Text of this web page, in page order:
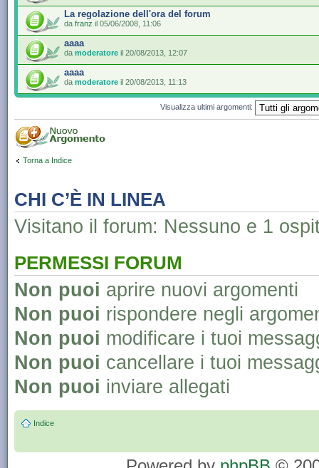
La regolazione dell'ora del forum
da franz il 05/06/2008, 11:06
aaaa
da moderatore il 20/08/2013, 12:07
aaaa
da moderatore il 20/08/2013, 11:13
Visualizza ultimi argomenti:
Torna a Indice
CHI C’È IN LINEA
Visitano il forum: Nessuno e 1
PERMESSI FORUM
Non puoi aprire nuovi argomenti
Non puoi rispondere negli
Non puoi modificare i tuoi
Non puoi cancellare i tuoi
Non puoi inviare allegati
Indice